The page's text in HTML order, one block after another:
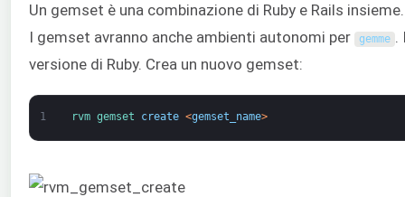
Un gemset è una combinazione di Ruby e Rails
I gemset avranno anche ambienti autonomi per
gemme .
versione di Ruby. Crea un nuovo gemset:
1 rvm gemset create <gemset_name>